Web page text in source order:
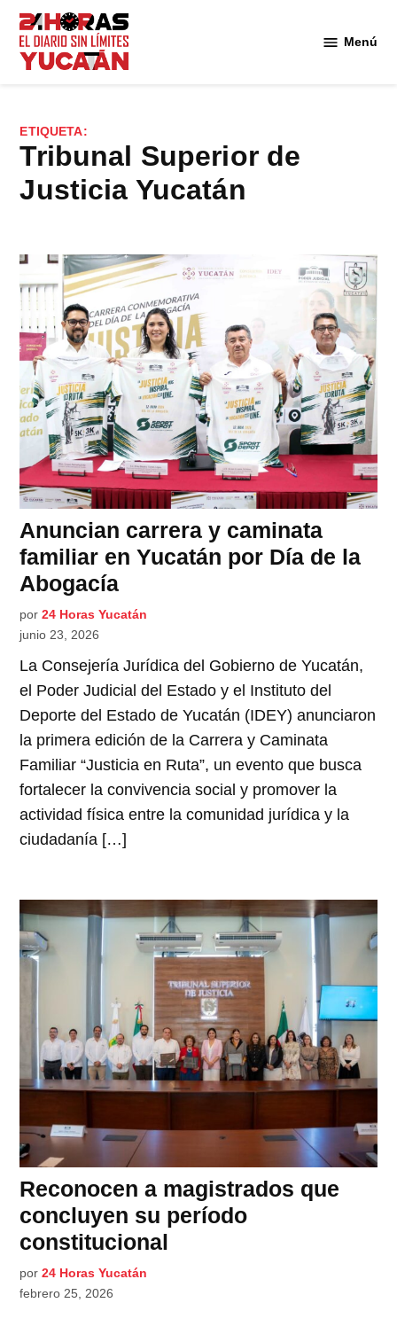
Saltar
contenido
Menú
ETIQUETA:
Tribunal Superior de
Justicia Yucatán
Anuncian carrera y caminata
familiar en Yucatán por Día de la
Abogacía
por 24 Horas Yucatán
junio 23, 2026
La Consejería Jurídica del Gobierno de Yucatán,
el Poder Judicial del Estado y el Instituto del
Deporte del Estado de Yucatán (IDEY) anunciaron
la primera edición de la Carrera y Caminata
Familiar “Justicia en Ruta”, un evento que busca
fortalecer la convivencia social y promover la
actividad física entre la comunidad jurídica y la
ciudadanía […]
Reconocen a magistrados que
concluyen su período
constitucional
por 24 Horas Yucatán
febrero 25, 2026